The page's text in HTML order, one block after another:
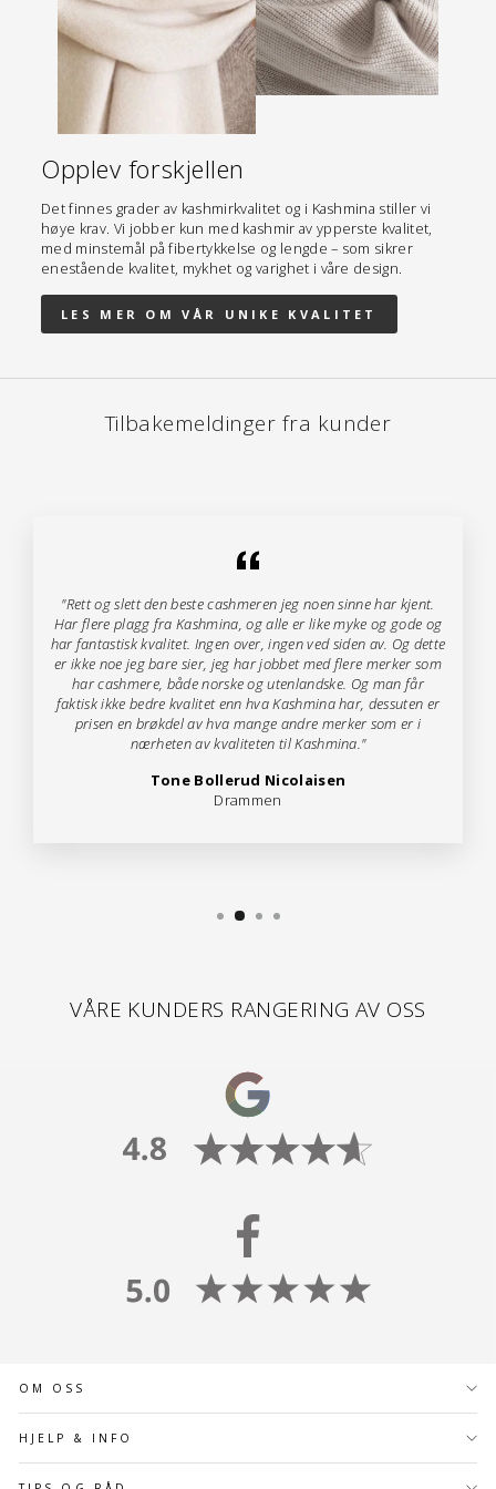
Opplev forskjellen
Det finnes grader av kashmirkvalitet og i Kashmina stiller vi
høye krav. Vi jobber kun med kashmir av ypperste kvalitet,
med minstemål på fibertykkelse og lengde – som sikrer
enestående kvalitet, mykhet og varighet i våre design.
LES MER OM VÅR UNIKE KVALITET
Tilbakemeldinger fra kunder
"Rett og slett den beste cashmeren jeg noen sinne har kjent.
Har flere plagg fra Kashmina, og alle er like myke og gode og
har fantastisk kvalitet. Ingen over, ingen ved siden av. Og dette
er ikke noe jeg bare sier, jeg har jobbet med flere merker som
har cashmere, både norske og utenlandske. Og man får
faktisk ikke bedre kvalitet enn hva Kashmina har, dessuten er
prisen en brøkdel av hva mange andre merker som er i
nærheten av kvaliteten til Kashmina."
Tone Bollerud Nicolaisen
Drammen
VÅRE KUNDERS RANGERING AV OSS
OM OSS
HJELP & INFO